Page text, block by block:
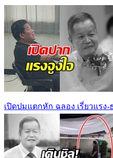
เปิดปมแตกหัก ฉลอง เรี่ยวแรง